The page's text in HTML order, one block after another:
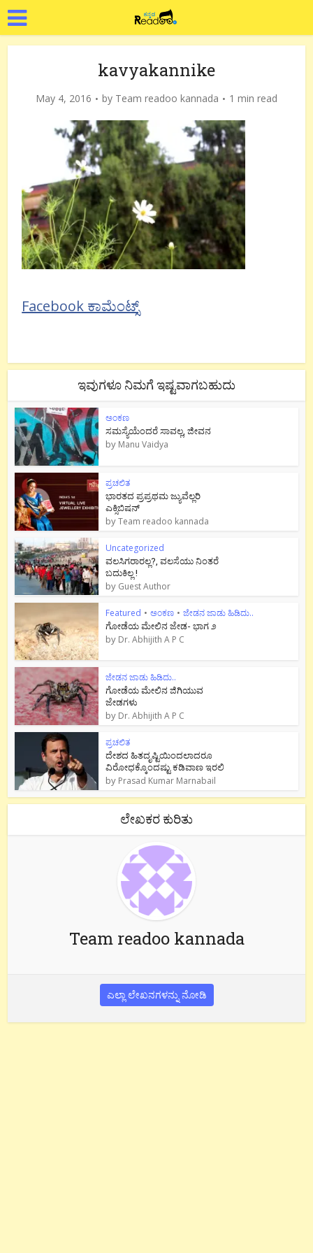
kavyakannike
May 4, 2016 by Team readoo kannada 1 min read
Facebook ಕಾಮೆಂಟ್ಸ್
ಇವುಗಳೂ ನಿಮಗೆ ಇಷ್ಟವಾಗಬಹುದು
ಅಂಕಣ
ಸಮಸ್ಯೆಯೆಂದರೆ ಸಾವಲ್ಲ, ಜೀವನ
by Manu Vaidya
ಪ್ರಚಲಿತ
ಭಾರತದ ಪ್ರಪ್ರಥಮ ಜ್ಯುವೆಲ್ಲರಿ
ಎಕ್ಸಿಬಿಷನ್
byTeam readoo kannada
Uncategorized
ವಲಸಿಗರಾರಲ್ಲ?, ವಲಸೆಯು ನಿಂತರೆ
ಬದುಕಿಲ್ಲ !
by Guest Author
Featured • ಅಂಕಣ • ಜೇಡನ ಜಾಡು ಹಿಡಿದು..
ಗೋಡೆಯ ಮೇಲಿನ ಜೇಡ- ಭಾಗ ೨
by Dr. Abhijith A P C
ಜೇಡನ ಜಾಡು ಹಿಡಿದು..
ಗೋಡೆಯ ಮೇಲಿನ ಜಿಗಿಯುವ
ಜೇಡಗಳು
by Dr. Abhijith A P C
ಪ್ರಚಲಿತ
ದೇಶದ ಹಿತದೃಷ್ಟಿಯಿಂದಲಾದರೂ
ವಿರೋಧಕ್ಕೊಂದಷ್ಟು ಕಡಿವಾಣ ಇರಲಿ
by Prasad Kumar Marnabail
ಲೇಖಕರ ಕುರಿತು
Team readoo kannada
ಎಲ್ಲಾ ಲೇಖನಗಳನ್ನು ನೋಡಿ